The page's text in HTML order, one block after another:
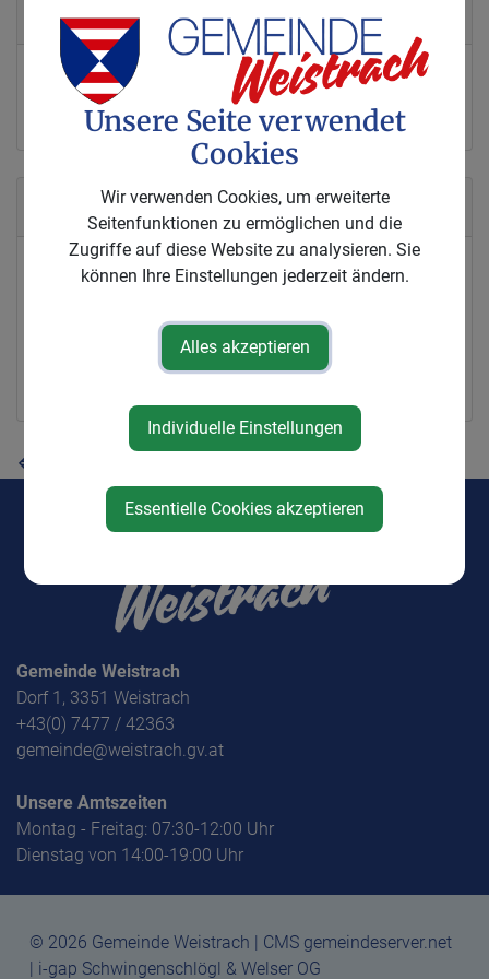
Kontakt
07477/423 63 14
sabine.reiter@weistrach.gv.at
Abteilungen
Buchhaltung
Meldeamt
Verwaltung
⇐ zurück
Gemeinde Weistrach
Dorf 1, 3351 Weistrach
+43(0) 7477 / 42363
gemeinde@weistrach.gv.at
Unsere Amtszeiten
Montag - Freitag: 07:30-12:00 Uhr
Dienstag von 14:00-19:00 Uhr
© 2026 Gemeinde Weistrach | CMS gemeindeserver.net
| i-gap Schwingenschlögl & Welser OG
Unsere Seite verwendet
Cookies
Wir verwenden Cookies, um erweiterte
Seitenfunktionen zu ermöglichen und die
Zugriffe auf diese Website zu analysieren. Sie
können Ihre Einstellungen jederzeit ändern.
Alles akzeptieren
Individuelle Einstellungen
Essentielle Cookies akzeptieren